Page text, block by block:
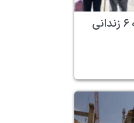
هدیه خیرین البرزی به ۶ زندانی